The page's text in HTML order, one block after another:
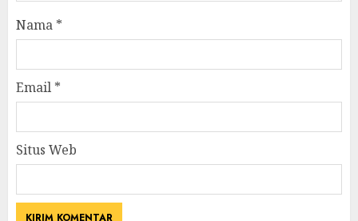
Nama *
Email *
Situs Web